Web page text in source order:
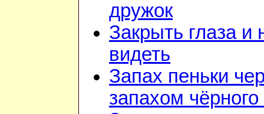
дружок
Закрыть глаза и
видеть
Запах пеньки
запахом